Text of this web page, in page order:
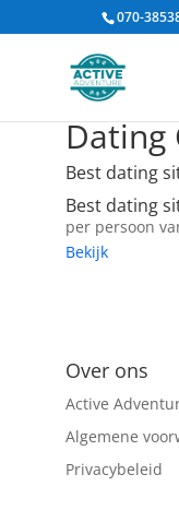
070-
Dating
Best dating
Best dating
per persoon
Bekijk
Over ons
Active
Algemene
Privacybeleid